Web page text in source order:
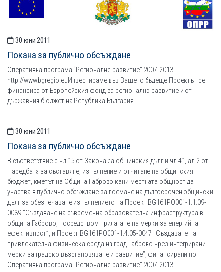
30 юни 2011
Покана за публично обсъждане
Оперативна програма “Регионално развитие” 2007-2013
http://www.bgregio.euИнвестираме във Вашето бъдеще!Проектът се
финансира от Европейския фонд за регионално развитие и от
държавния бюджет на Република България
30 юни 2011
Покана за публично обсъждане
В съответствие с чл.15 от Закона за общинския дълг и чл.41, ал.2 от
Наредбата за съставяне, изпълнение и отчитане на общинския
бюджет, кметът на Община Габрово кани местната общност да
участва в публично обсъждане за поемане на дългосрочен общински
дълг за обезпечаване изпълнението на Проект BG161PO001-1.1.09-
0039 “Създаване на съвременна образователна инфраструктура в
община Габрово, посредством прилагане на мерки за енергийна
ефективност”, и Проект BG161PO001-1.4.05-0047 "Създаване на
привлекателна физическа среда на град Габрово чрез интегрирани
мерки за градско възстановяване и развитие”, финансирани по
Оперативна програма "Регионално развитие" 2007-2013.